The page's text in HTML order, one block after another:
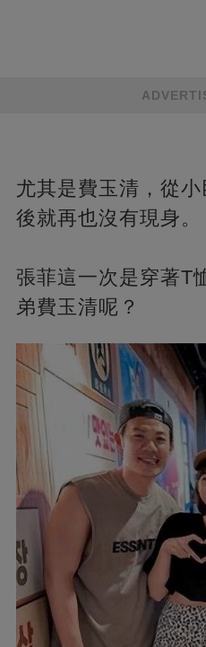
尤其是費玉清，從
後就再也沒有現身。
張菲這一次是穿著T
弟費玉清呢？